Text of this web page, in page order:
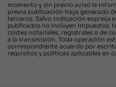
momento y sin previo aviso la
previa publicación haya generado
terceros. Salvo indicación expresa
publicados no incluyen impuestos,
costes notariales, registrales o de
a la transmisión. Toda operación
correspondiente acuerdo por
requisitos y políticas aplicables en